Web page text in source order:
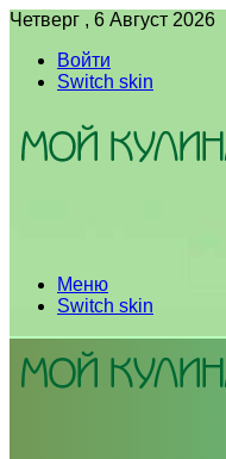
Четверг , 6 Август 2026
Войти
Switch skin
Меню
Switch skin